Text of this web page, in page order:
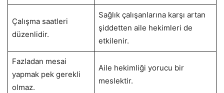
Çalışma saatleri
düzenlidir.
Sağlık çalışanlarına karşı artan
şiddetten aile hekimleri de
etkilenir.
Fazladan mesai
yapmak pek gerekli
olmaz.
Aile hekimliği yorucu bir
meslektir.